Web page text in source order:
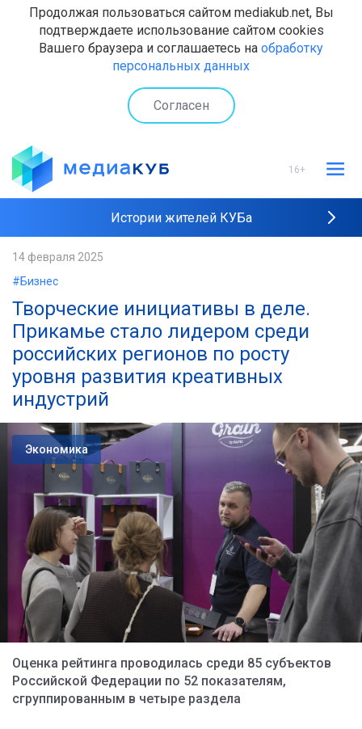
Продолжая пользоваться сайтом mediakub.net, Вы
подтверждаете использование сайтом cookies
Вашего браузера и соглашаетесь на обработку
персональных данных
Согласен
16+
Истории жителей КУБа
14 февраля 2025
#Бизнес
Творческие инициативы в деле.
Прикамье стало лидером среди
российских регионов по росту
уровня развития креативных
индустрий
Экономика
Оценка рейтинга проводилась среди 85 субъектов
Российской Федерации по 52 показателям,
сгруппированным в четыре раздела